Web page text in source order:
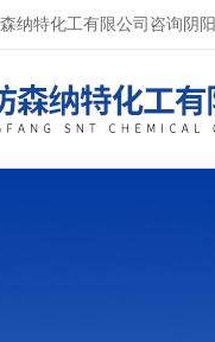
纳特化工有限公司咨询阴